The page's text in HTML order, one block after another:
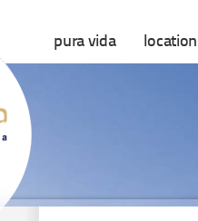
pura vida location